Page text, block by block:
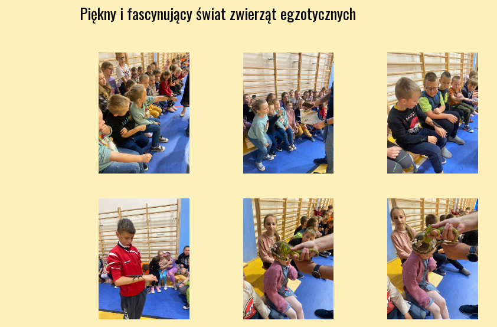
Piękny i fascynujący świat zwierząt egzotycznych